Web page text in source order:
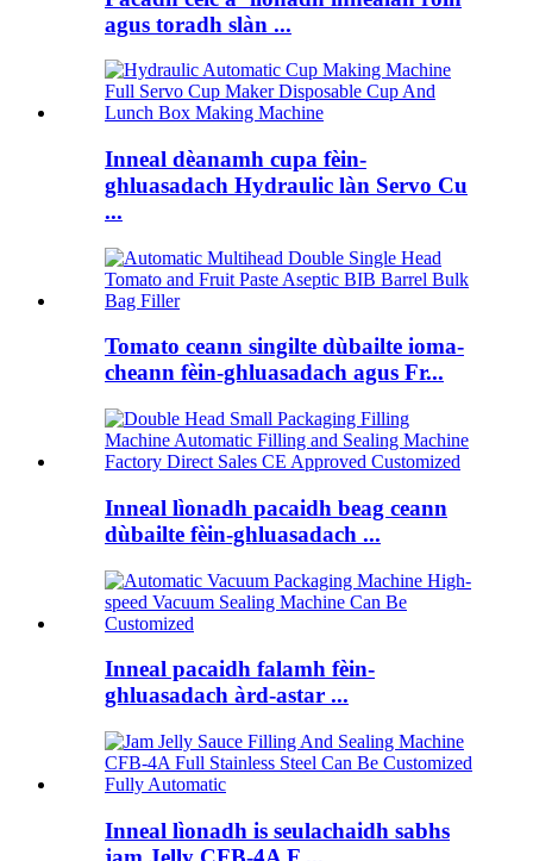
agus toradh slàn ...
Inneal dèanamh cupa fèin-
ghluasadach Hydraulic làn Servo Cu
...
Tomato ceann singilte dùbailte ioma-
cheann fèin-ghluasadach agus Fr...
Inneal lìonadh pacaidh beag ceann
dùbailte fèin-ghluasadach ...
Inneal pacaidh falamh fèin-
ghluasadach àrd-astar ...
Inneal lìonadh is seulachaidh sabhs